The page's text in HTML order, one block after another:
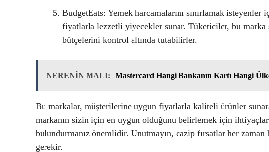
BudgetEats: Yemek harcamalarını sınırlamak
fiyatlarla lezzetli yiyecekler sunar. Tüketiciler, bu
bütçelerini kontrol altında tutabilirler.
NERENİN MALI: Mastercard Hangi Bankanın Kartı Hangi
Bu markalar, müşterilerine uygun fiyatlarla kaliteli ürünler
markanın sizin için en uygun olduğunu belirlemek için
bulundurmanız önemlidir. Unutmayın, cazip fırsatlar her
gerekir.